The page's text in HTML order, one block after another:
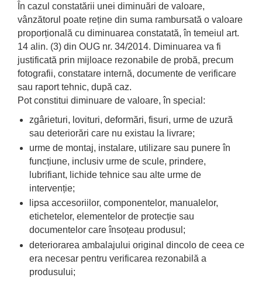
În cazul constatării unei diminuări de valoare,
vânzătorul poate reține din suma rambursată o valoare
proporțională cu diminuarea constatată, în temeiul art.
14 alin. (3) din OUG nr. 34/2014. Diminuarea va fi
justificată prin mijloace rezonabile de probă, precum
fotografii, constatare internă, documente de verificare
sau raport tehnic, după caz.
Pot constitui diminuare de valoare, în special:
zgârieturi, lovituri, deformări, fisuri, urme de uzură
sau deteriorări care nu existau la livrare;
urme de montaj, instalare, utilizare sau punere în
funcțiune, inclusiv urme de scule, prindere,
lubrifiant, lichide tehnice sau alte urme de
intervenție;
lipsa accesoriilor, componentelor, manualelor,
etichetelor, elementelor de protecție sau
documentelor care însoțeau produsul;
deteriorarea ambalajului original dincolo de ceea ce
era necesar pentru verificarea rezonabilă a
produsului;